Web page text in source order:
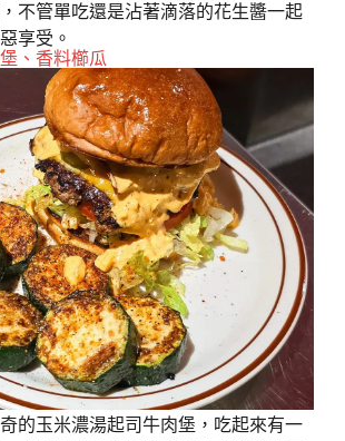
不管單吃還是沾著滴落的花生醬一起
享受。
、香料櫛瓜
的玉米濃湯起司牛肉堡，吃起來有一